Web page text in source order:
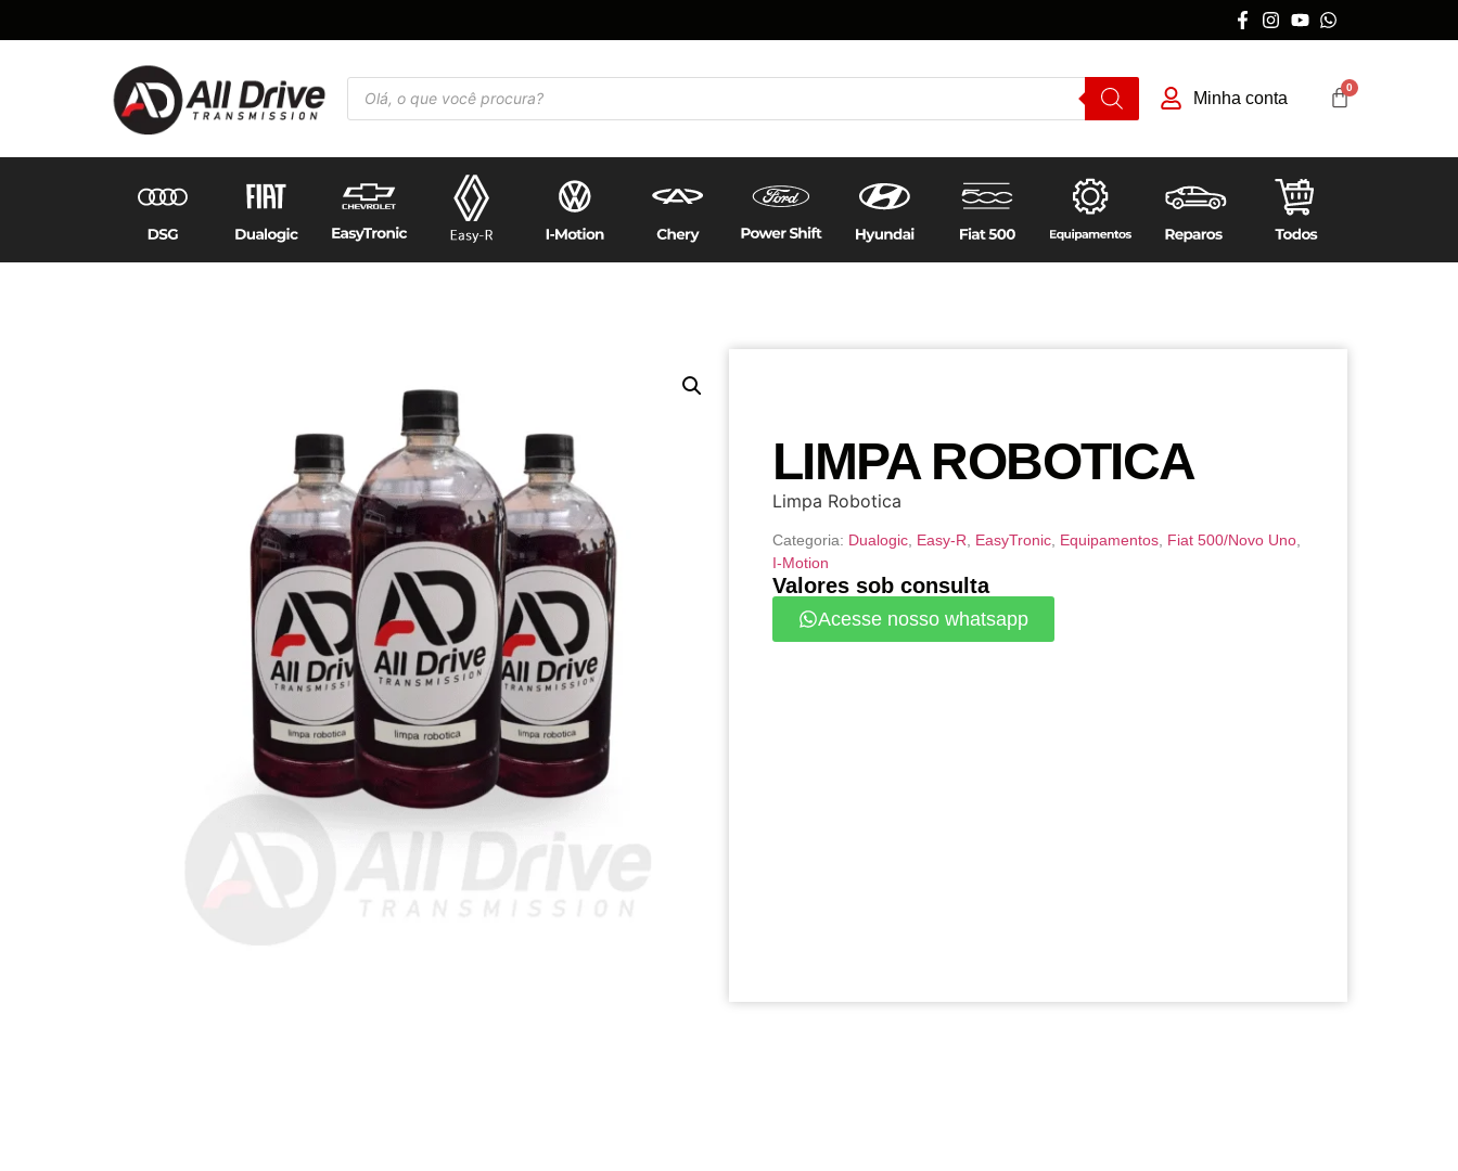
Minha conta
LIMPA ROBOTICA
Limpa Robotica
Categoria: Dualogic Easy-R EasyTronic Equipamentos Fiat 500/Novo Uno
I-Motion
Valores sob consulta
Acesse nosso whatsapp